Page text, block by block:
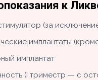
к
(за
имплантаты
имплантат
(I триместр — с